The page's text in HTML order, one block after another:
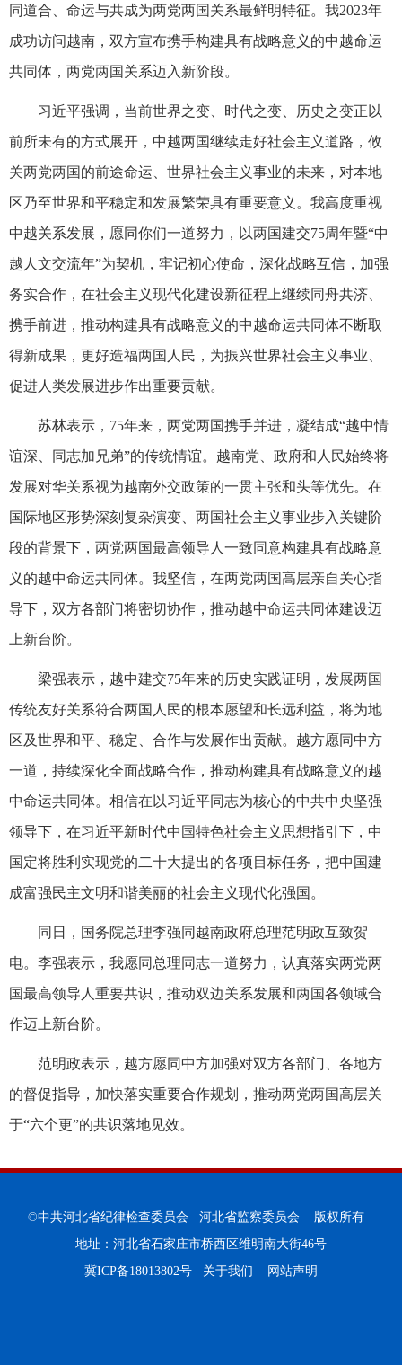
同道合、命运与共成为两党两国关系最鲜明特征。我2023年
成功访问越南，双方宣布携手构建具有战略意义的中越命运
共同体，两党两国关系迈入新阶段。
习近平强调，当前世界之变、时代之变、历史之变正以
前所未有的方式展开，中越两国继续走好社会主义道路，攸
关两党两国的前途命运、世界社会主义事业的未来，对本地
区乃至世界和平稳定和发展繁荣具有重要意义。我高度重视
中越关系发展，愿同你们一道努力，以两国建交75周年暨“中
越人文交流年”为契机，牢记初心使命，深化战略互信，加强
务实合作，在社会主义现代化建设新征程上继续同舟共济、
携手前进，推动构建具有战略意义的中越命运共同体不断取
得新成果，更好造福两国人民，为振兴世界社会主义事业、
促进人类发展进步作出重要贡献。
苏林表示，75年来，两党两国携手并进，凝结成“越中情
谊深、同志加兄弟”的传统情谊。越南党、政府和人民始终将
发展对华关系视为越南外交政策的一贯主张和头等优先。在
国际地区形势深刻复杂演变、两国社会主义事业步入关键阶
段的背景下，两党两国最高领导人一致同意构建具有战略意
义的越中命运共同体。我坚信，在两党两国高层亲自关心指
导下，双方各部门将密切协作，推动越中命运共同体建设迈
上新台阶。
梁强表示，越中建交75年来的历史实践证明，发展两国
传统友好关系符合两国人民的根本愿望和长远利益，将为地
区及世界和平、稳定、合作与发展作出贡献。越方愿同中方
一道，持续深化全面战略合作，推动构建具有战略意义的越
中命运共同体。相信在以习近平同志为核心的中共中央坚强
领导下，在习近平新时代中国特色社会主义思想指引下，中
国定将胜利实现党的二十大提出的各项目标任务，把中国建
成富强民主文明和谐美丽的社会主义现代化强国。
同日，国务院总理李强同越南政府总理范明政互致贺
电。李强表示，我愿同总理同志一道努力，认真落实两党两
国最高领导人重要共识，推动双边关系发展和两国各领域合
作迈上新台阶。
范明政表示，越方愿同中方加强对双方各部门、各地方
的督促指导，加快落实重要合作规划，推动两党两国高层关
于“六个更”的共识落地见效。
©中共河北省纪律检查委员会 河北省监察委员会 版权所有
地址：河北省石家庄市桥西区维明南大街46号
冀ICP备18013802号
关于我们 网站声明